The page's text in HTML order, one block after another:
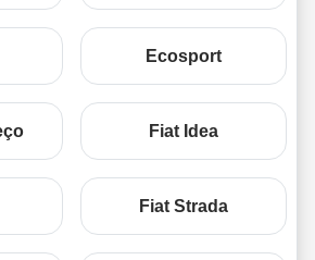
Ecosport
Fiat Idea
Fiat Strada